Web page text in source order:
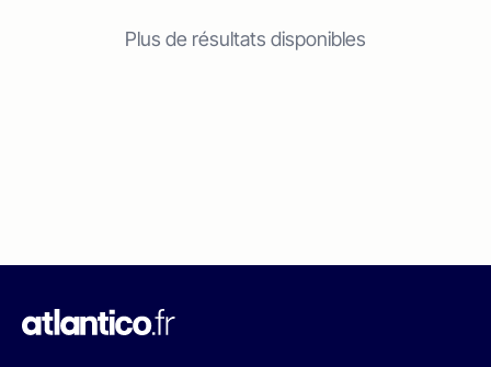
Plus de résultats disponibles